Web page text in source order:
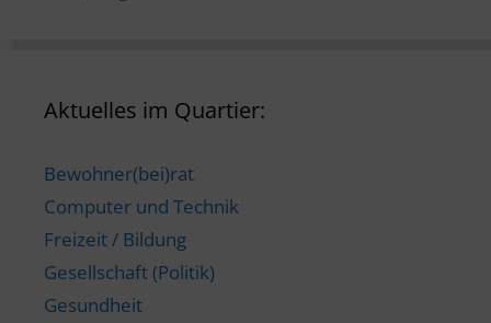
Aktuelles im Quartier:
Bewohner(bei)rat
Computer und Technik
Freizeit / Bildung
Gesellschaft (Politik)
Gesundheit